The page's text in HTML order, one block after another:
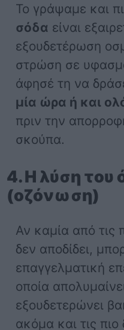
Το γράψαμε και
σόδα είναι
εξουδετέρωση
στρώση σε
άφησέ τη να
μία ώρα ή και
πριν την
σκούπα.
4. Η λύση του
(οζόνωση)
Αν καμία από
δεν αποδίδει,
επαγγελματική
οποία
εξουδετερώνει
ακόμα και τις